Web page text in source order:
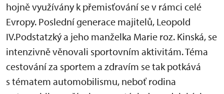
hojně využívány k přemisťování se v rámci celé
Evropy. Poslední generace majitelů, Leopold
IV.Podstatzký a jeho manželka Marie roz. Kinská, se
intenzivně věnovali sportovním aktivitám. Téma
cestování za sportem a zdravím se tak potkává
s tématem automobilismu, neboť rodina